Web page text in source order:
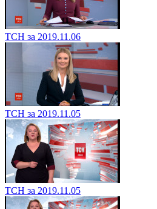
ТСН за 2019.11.06
ТСН за 2019.11.05
ТСН за 2019.11.05